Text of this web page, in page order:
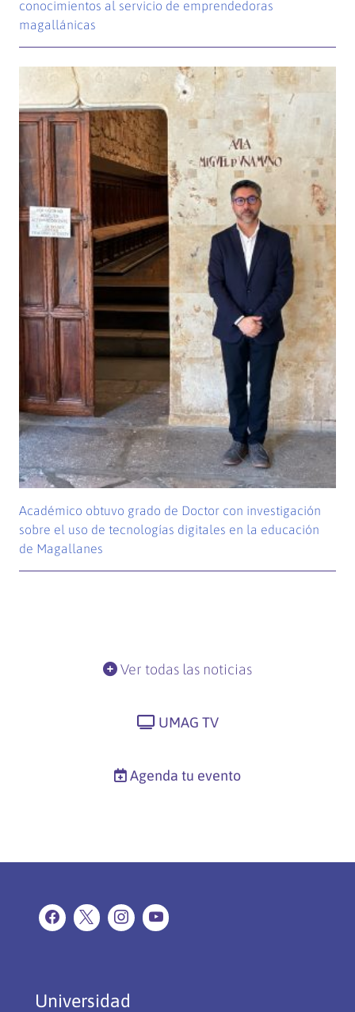
conocimientos al servicio de emprendedoras
magallánicas
Académico obtuvo grado de Doctor con investigación
sobre el uso de tecnologías digitales en la educación
de Magallanes
Ver todas las noticias
UMAG TV
Agenda tu evento
Universidad